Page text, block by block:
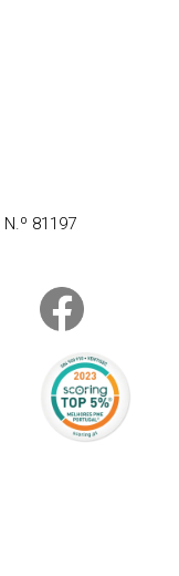
N.º 81197